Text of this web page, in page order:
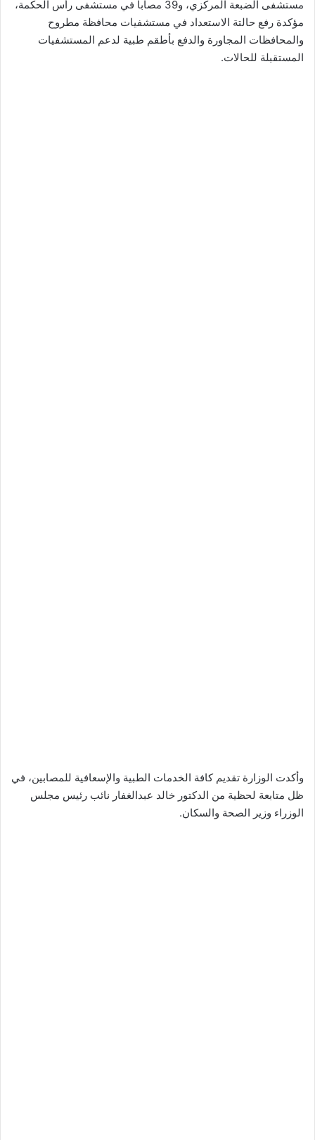
مستشفى الضبعة المركزي، و39 مصابا في مستشفى رأس الحكمة،
مؤكدة رفع حالتة الاستعداد في مستشفيات محافظة مطروح
والمحافظات المجاورة والدفع بأطقم طبية لدعم المستشفيات
المستقبلة للحالات.
وأكدت الوزارة تقديم كافة الخدمات الطبية والإسعافية للمصابين، في
ظل متابعة لحظية من الدكتور خالد عبدالغفار نائب رئيس مجلس
الوزراء وزير الصحة والسكان.